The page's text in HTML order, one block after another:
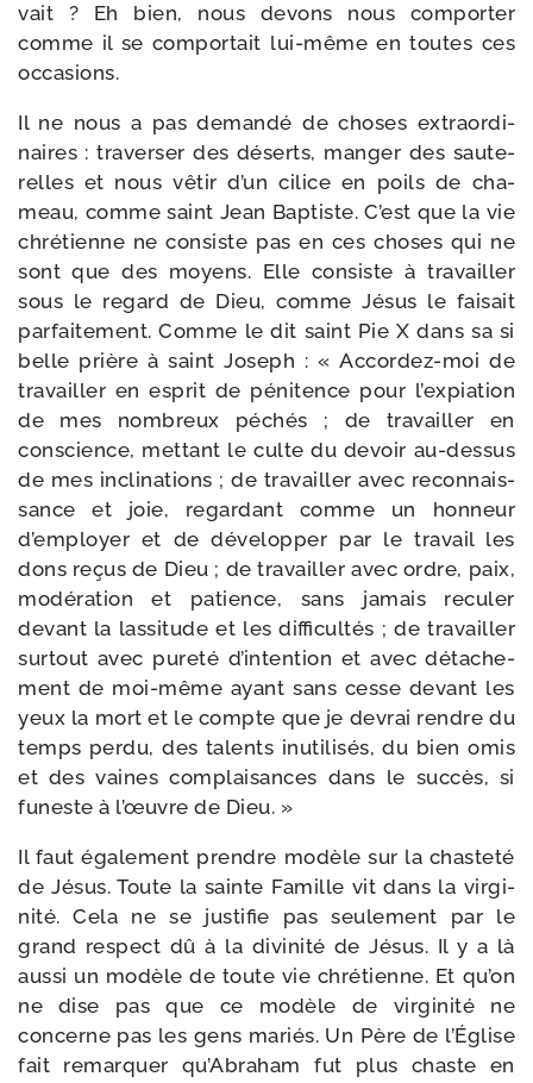
vait ? Eh bien, nous devons nous com­por­ter
comme il se com­por­tait lui-​même en toutes ces
occasions.
Il ne nous a pas deman­dé de choses extra­or­di­
naires : tra­ver­ser des déserts, man­ger des sau­te­
relles et nous vêtir d’un cilice en poils de cha­
meau, comme saint Jean Baptiste. C’est que la vie
chré­tienne ne consiste pas en ces choses qui ne
sont que des moyens. Elle consiste à tra­vailler
sous le regard de Dieu, comme Jésus le fai­sait
par­fai­te­ment. Comme le dit saint Pie X dans sa si
belle prière à saint Joseph : « Accordez-​moi de
tra­vailler en esprit de péni­tence pour l’expiation
de mes nom­breux péchés ; de tra­vailler en
conscience, met­tant le culte du devoir au-​dessus
de mes incli­na­tions ; de tra­vailler avec recon­nais­
sance et joie, regar­dant comme un hon­neur
d’employer et de déve­lop­per par le tra­vail les
dons reçus de Dieu ; de tra­vailler avec ordre, paix,
modé­ra­tion et patience, sans jamais recu­ler
devant la las­si­tude et les dif­fi­cul­tés ; de tra­vailler
sur­tout avec pure­té d’intention et avec déta­che­
ment de moi-​même ayant sans cesse devant les
yeux la mort et le compte que je devrai rendre du
temps per­du, des talents inuti­li­sés, du bien omis
et des vaines com­plai­sances dans le suc­cès, si
funeste à l’œuvre de Dieu. »
Il faut éga­le­ment prendre modèle sur la chas­te­té
de Jésus. Toute la sainte Famille vit dans la vir­gi­
ni­té. Cela ne se jus­ti­fie pas seule­ment par le
grand res­pect dû à la divi­ni­té de Jésus. Il y a là
aus­si un modèle de toute vie chré­tienne. Et qu’on
ne dise pas que ce modèle de vir­gi­ni­té ne
concerne pas les gens mariés. Un Père de l’Église
fait remar­quer qu’Abraham fut plus chaste en